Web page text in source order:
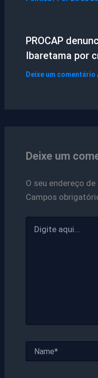
PROCAP
Ibaretama por
Deixe um comentário
Deixe um
O seu endereço
Campos
aqui...